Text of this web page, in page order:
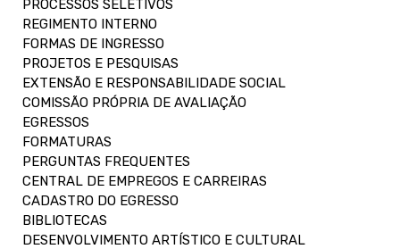
PROCESSOS SELETIVOS
REGIMENTO INTERNO
FORMAS DE INGRESSO
PROJETOS E PESQUISAS
EXTENSÃO E RESPONSABILIDADE SOCIAL
COMISSÃO PRÓPRIA DE AVALIAÇÃO
EGRESSOS
FORMATURAS
PERGUNTAS FREQUENTES
CENTRAL DE EMPREGOS E CARREIRAS
CADASTRO DO EGRESSO
BIBLIOTECAS
DESENVOLVIMENTO ARTÍSTICO E CULTURAL